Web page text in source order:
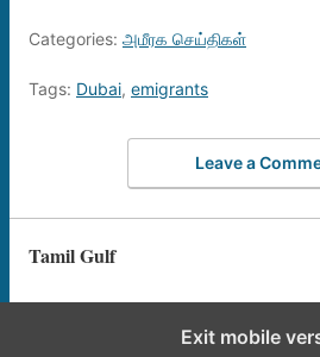
Categories: அமீரக செய்திகள்
Tags: Dubai, emigrants
Leave a
Tamil Gulf
Exit mobile